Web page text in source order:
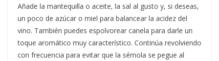
Añade la mantequilla o aceite, la sal al gusto y, si deseas,
un poco de azúcar o miel para balancear la acidez del
vino. También puedes espolvorear canela para darle un
toque aromático muy característico. Continúa revolviendo
con frecuencia para evitar que la sémola se pegue al